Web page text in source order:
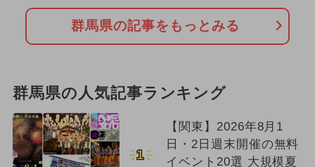
群馬県の記事をもっとみる
群馬県の人気記事ランキング
1
【関東】2026年8月1
日・2日週末開催の無料
イベント20選 大規模夏